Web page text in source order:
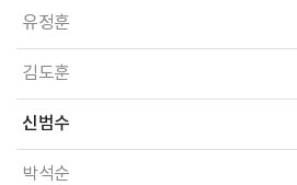
유정훈
김도훈
신범수
박석순